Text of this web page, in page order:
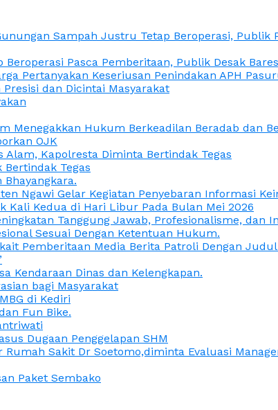
Sampah Justru Tetap Beroperasi, Publik
Pasca Pemberitaan, Publik Desak
Pertanyakan Keseriusan Penindakan APH
dan Dicintai Masyarakat
Menegakkan Hukum Berkeadilan Beradab dan
OJK
Kapolresta Diminta Bertindak Tegas
Bertindak Tegas
Ngawi Gelar Kegiatan Penyebaran Informasi
Kali Kedua di Hari Libur Pada Bulan Mei 2026
Tanggung Jawab, Profesionalisme, dan
Sesuai Dengan Ketentuan Hukum.
Pemberitaan Media Berita Patroli Dengan Judul
Kendaraan Dinas dan Kelengkapan.
bagi Masyarakat
di Kediri
Fun Bike.
Dugaan Penggelapan SHM
Sakit Dr Soetomo,diminta Evaluasi
Paket Sembako